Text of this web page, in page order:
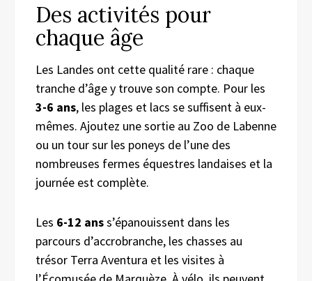
Des activités pour
chaque âge
Les Landes ont cette qualité rare : chaque
tranche d’âge y trouve son compte. Pour les
3-6 ans, les plages et lacs se suffisent à eux-
mêmes. Ajoutez une sortie au Zoo de Labenne
ou un tour sur les poneys de l’une des
nombreuses fermes équestres landaises et la
journée est complète.
Les 6-12 anss’épanouissent dans les
parcours d’accrobranche, les chasses au
trésor Terra Aventura et les visites à